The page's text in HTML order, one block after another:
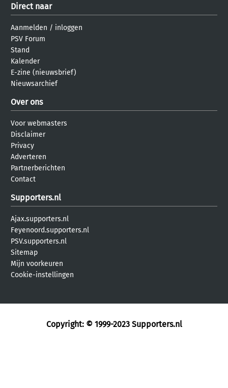
Direct naar
Aanmelden / inloggen
PSV Forum
Stand
Kalender
E-zine (nieuwsbrief)
Nieuwsarchief
Over ons
Voor webmasters
Disclaimer
Privacy
Adverteren
Partnerberichten
Contact
Supporters.nl
Ajax.supporters.nl
Feyenoord.supporters.nl
PSV.supporters.nl
Sitemap
Mijn voorkeuren
Cookie-instellingen
Copyright: © 1999-2023 Supporters.nl